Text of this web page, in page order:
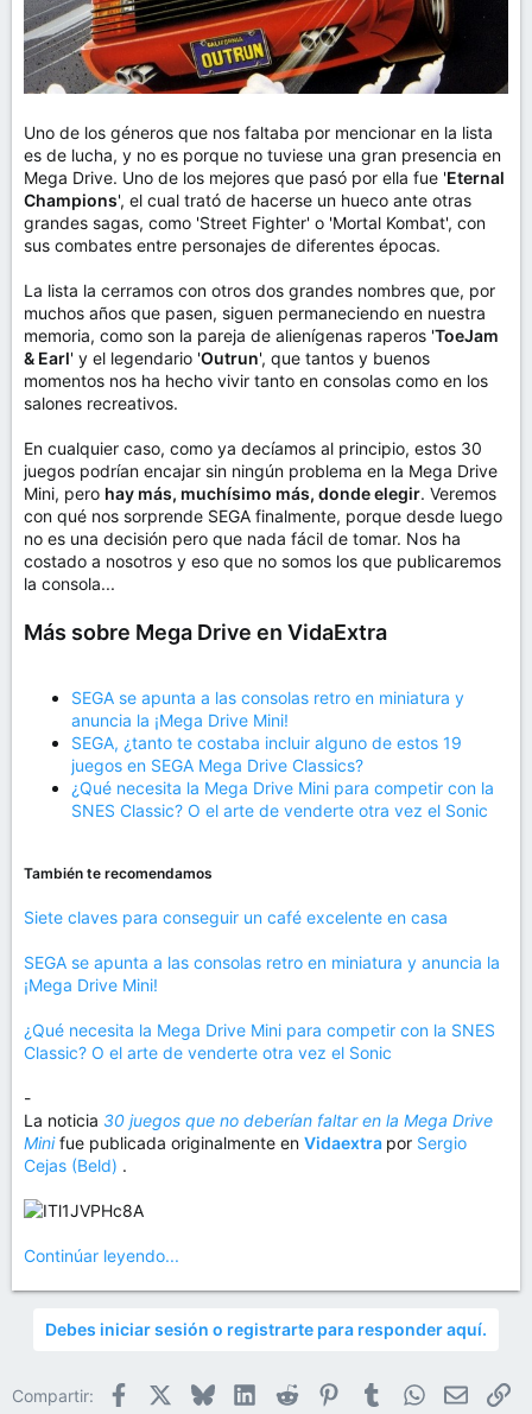
Uno de los géneros que nos faltaba por mencionar en la lista
es de lucha, y no es porque no tuviese una gran presencia en
Mega Drive. Uno de los mejores que pasó por ella fue 'Eternal
Champions', el cual trató de hacerse un hueco ante otras
grandes sagas, como 'Street Fighter' o 'Mortal Kombat', con
sus combates entre personajes de diferentes épocas.
La lista la cerramos con otros dos grandes nombres que, por
muchos años que pasen, siguen permaneciendo en nuestra
memoria, como son la pareja de alienígenas raperos 'ToeJam
& Earl' y el legendario 'Outrun', que tantos y buenos
momentos nos ha hecho vivir tanto en consolas como en los
salones recreativos.
En cualquier caso, como ya decíamos al principio, estos 30
juegos podrían encajar sin ningún problema en la Mega Drive
Mini, pero hay más, muchísimo más, donde elegir. Veremos
con qué nos sorprende SEGA finalmente, porque desde luego
no es una decisión pero que nada fácil de tomar. Nos ha
costado a nosotros y eso que no somos los que publicaremos
la consola...
Más sobre Mega Drive en VidaExtra
SEGA se apunta a las consolas retro en miniatura y
anuncia la ¡Mega Drive Mini!
SEGA, ¿tanto te costaba incluir alguno de estos 19
juegos en SEGA Mega Drive Classics?
¿Qué necesita la Mega Drive Mini para competir con la
SNES Classic? O el arte de venderte otra vez el Sonic
También te recomendamos
Siete claves para conseguir un café excelente en casa
SEGA se apunta a las consolas retro en miniatura y anuncia la
¡Mega Drive Mini!
¿Qué necesita la Mega Drive Mini para competir con la SNES
Classic? O el arte de venderte otra vez el Sonic
-
La noticia 30 juegos que no deberían faltar en la Mega Drive
Minifue publicada originalmente en Vidaextra por Sergio
Cejas (Beld) .
Continúar leyendo...
Debes iniciar sesión o registrarte para responder aquí.
Compartir: Facebook BlueskyLinkedIn
Reddit PinterestTumblrWhatsApp
Email